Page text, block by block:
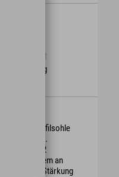
Schwierigkeit
schwierig
guter Profilsohle
evtl.
ggf. 2
vor allem an
zur Stärkung